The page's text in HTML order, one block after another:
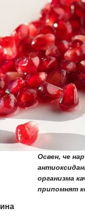
Освен, че
организма
припомнят